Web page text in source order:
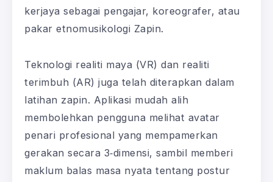
kerjaya sebagai pengajar, koreografer, atau
pakar etnomusikologi Zapin.
Teknologi realiti maya (VR) dan realiti
terimbuh (AR) juga telah diterapkan dalam
latihan zapin. Aplikasi mudah alih
membolehkan pengguna melihat avatar
penari profesional yang mempamerkan
gerakan secara 3‑dimensi, sambil memberi
maklum balas masa nyata tentang postur